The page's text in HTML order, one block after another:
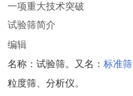
一项重大技术突破
试验筛简介
编辑
名称：试验筛。又名：标准筛
粒度筛、分析仪。